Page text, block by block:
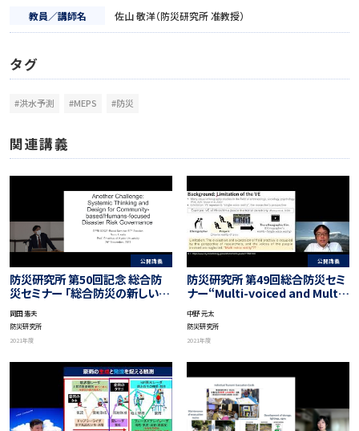
教員／講師名 佐山 敬洋（防災研究所 准教授）
タグ
#洪水予測 #MEPS #防災
関連講義
公開講義
防災研究所 第50回記念 総合防
災セミナー 「総合防災の新しいチ
ャレンジへ」”Another
Challenge: Systemic
Thinking and Design for
Community-based Disaster
Risk Governance”
岡田 憲夫
防災研究所
2021年度
公開講義
防災研究所 第49回総合防災セミ
ナー“Multi-voiced and Multi-
angle Reality of Disaster
Risk Reduction Action
Research ―Perspective of
Chained Visual
Ethnography”
中野 元太
防災研究所
2021年度